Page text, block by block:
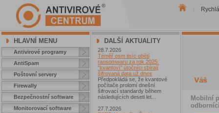
HLAVNÍ MENU
Antivirové programy
AntiSpam
Poštovní servery
Firewally
Bezpečnostní software
Monitorovací software
DALŠÍ AKTUALITY
28.7.2026
Téměř osm tisíc obětí
ransomwaru za rok 2025:
"kvantoví" útočníci sbírají
šifrovaná data už dnes
Předpokládá se, že kvantové
počítače prolomí dnešní
šifrovací standardy během
následujících deseti let...
27.7.2026
Mobilní